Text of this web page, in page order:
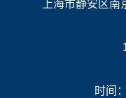
上海市静安区
时间